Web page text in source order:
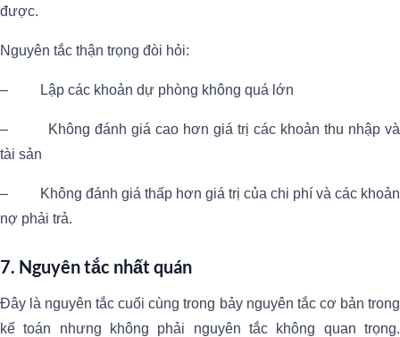
được.
Nguyên tắc thận trọng đòi hỏi:
– Lập các khoản dự phòng không quá lớn
– Không đánh giá cao hơn giá trị các khoản thu nhập và
tài sản
– Không đánh giá thấp hơn giá trị của chi phí và các khoản
nợ phải trả.
7. Nguyên tắc nhất quán
Đây là nguyên tắc cuối cùng trong bảy nguyên tắc cơ bản trong
kế toán nhưng không phải nguyên tắc không quan trọng.